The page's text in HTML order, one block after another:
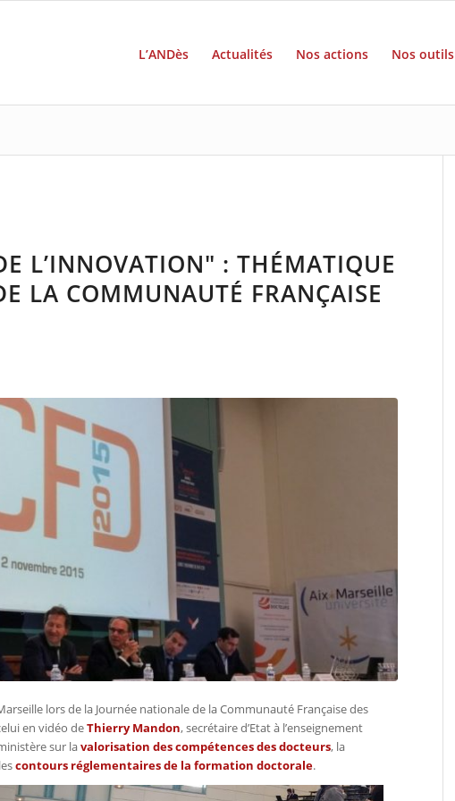
L’ANDès Actualités Nos actions Nos outils
L’INNOVATION" : THÉMATIQUE
LA COMMUNAUTÉ FRANÇAISE
lors de la Journée nationale de la Communauté Française des
en vidéo deThierry Mandon, secrétaire d’Etat à l’enseignement
sur lavalorisation des compétences des docteurs, la
contours réglementaires de la formation doctorale.